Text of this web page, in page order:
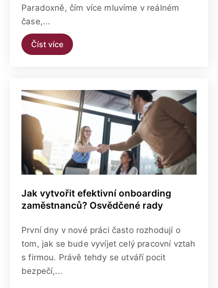
Paradoxně, čím více mluvíme v reálném
čase,...
Číst více
Jak vytvořit efektivní onboarding
zaměstnanců? Osvědčené rady
První dny v nové práci často rozhodují o
tom, jak se bude vyvíjet celý pracovní vztah
s firmou. Právě tehdy se utváří pocit
bezpečí,...